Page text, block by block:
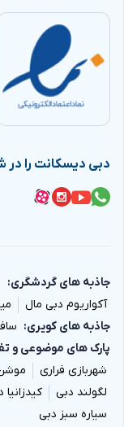
دبی دیسکانت را در
جاذبه های گردشگری
آکواریوم دبی مال
جاذبه های کویری
پارک های موضوعی و
شهربازی فراری
لگولند دبی
کیدزانیا
سیاره سبز دبی